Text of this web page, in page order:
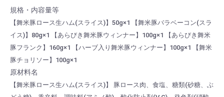
規格・内容量等
【舞米豚ロース生ハム(スライス)】50g×1 【舞米豚バラベーコン(スラ
イス)】80g×1 【あらびき舞米豚ウィンナー】100g×1 【あらびき舞米
豚フランク】160g×1 【ハーブ入り舞米豚ウィンナー】100g×1 【舞米
豚チョリソー】100g×1
原材料名
【舞米豚ロース生ハム(スライス)】 豚ロース肉、食塩、糖類(砂糖、ぶ